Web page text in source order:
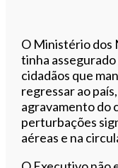
O Ministério dos
tinha
cidadãos que
regressar ao
agravamento do
perturbações
aéreas e na